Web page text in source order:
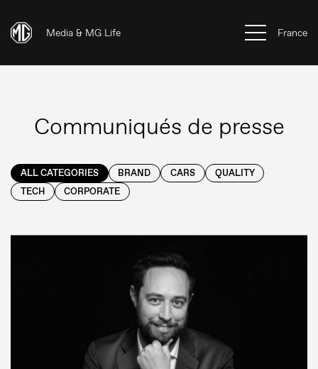
Media & MG Life France
Communiqués de presse
ALL CATEGORIES BRAND CARS
QUALITY
TECH
CORPORATE